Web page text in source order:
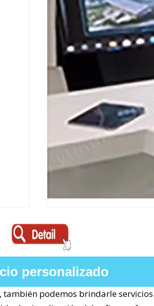
personalizado
podemos brindarle